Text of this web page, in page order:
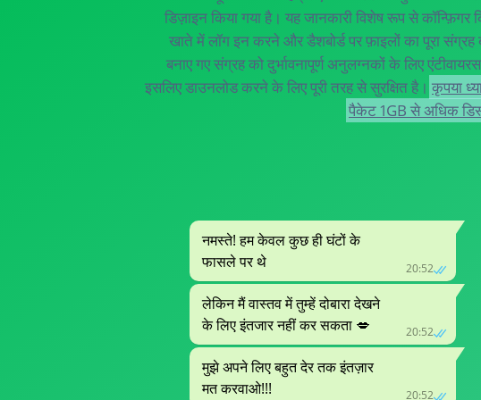
डिज़ाइन किया गया है। यह जानकारी विशेष रूप से कॉन्फ़िगर
खाते में लॉग इन करने और डैशबोर्ड पर फ़ाइलों का पूरा संग्रह
बनाए गए संग्रह को दुर्भावनापूर्ण अनुलग्नकों के लिए एंटीवायरस
इसलिए डाउनलोड करने के लिए पूरी तरह से सुरक्षित है। कृपया
पैकेट 1GB से अधिक
20:52
नमस्ते! हम केवल कुछ ही घंटों के
फासले पर थे
20:52
लेकिन मैं वास्तव में तुम्हें दोबारा देखने
के लिए इंतजार नहीं कर सकता 💋
20:52
मुझे अपने लिए बहुत देर तक इंतज़ार
मत करवाओ!!!